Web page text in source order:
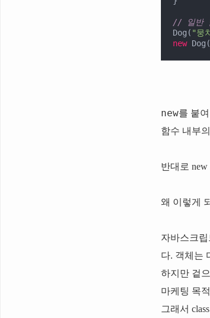
// 일반
Dog( "뭉
new Dog(
new를 붙
함수 내부의
반대로 new
왜 이렇게
자바스크
다. 객체는
하지만 겉
마케팅 목
그래서 class